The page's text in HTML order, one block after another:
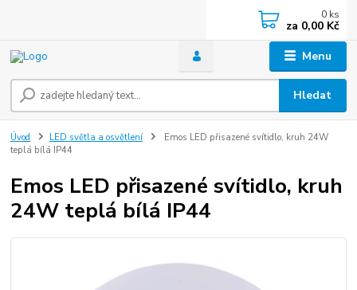
Menu
Hledat
0 ks
za 0,00 Kč
Úvod LED světla a osvětlení
Emos LED přisazené svítidlo, kruh 24W
teplá bílá IP44
Emos LED přisazené svítidlo, kruh
24W teplá bílá IP44